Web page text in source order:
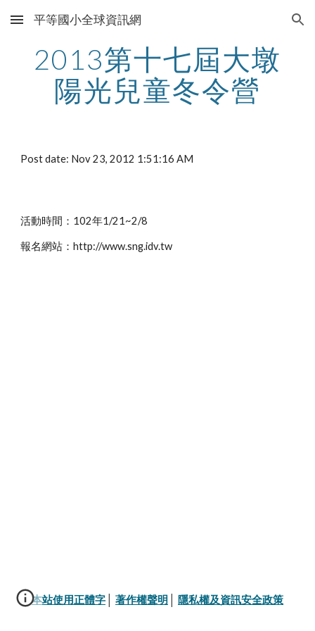
Skip to main content Skip to navigation
平等國小全球資訊網
2013第十七屆大墩
陽光兒童冬令營
Post date: Nov 23, 2012 1:51:16 AM
活動時間：102年1/21~2/8
報名網站：http://www.sng.idv.tw
本站使用正體字 著作權聲明 隱私權及資訊安全政策